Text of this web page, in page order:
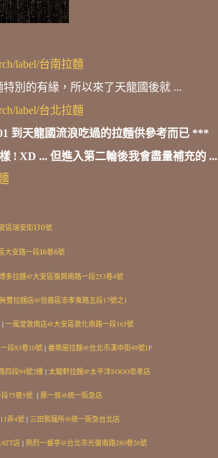
label/台南拉麵
別的有緣，所以來了天龍國後就 ...
label/台北拉麵
到天龍國流浪吃過的拉麵供參考而已 ***
! XD ... 但進入第二輪後我會盡量補充的 ...
區瑞安街130號
大安路一段16巷6號
多拉麵@大安區復興南路一段253巷4號
雙拉麵店@信義區忠孝東路五段17號之1
| 一風堂敦南店@大安區敦化南路一段165號
段83巷10號| 番樂屋拉麵@台北市漢中街49號1F
四段94號2樓 | 太龍軒拉麵@太平洋SOGO忠孝店
75巷5號 | 豚一族@統一阪急店
弄4號 | 三田製麺所@統一阪急台北店
店| 熱烈一番亭@台北市光復南路280巷26號